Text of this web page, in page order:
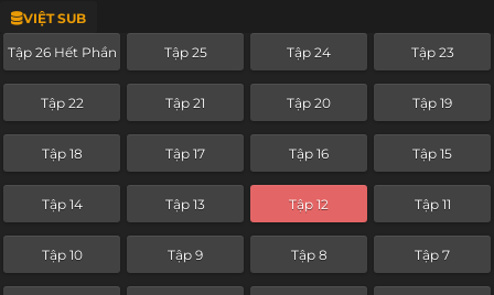
VIỆT SUB
Tập 26 Hết Phần Tập 25 Tập 24 Tập 23
Tập 22 Tập 21 Tập 20 Tập 19
Tập 18 Tập 17 Tập 16 Tập 15
Tập 14 Tập 13 Tập 12 Tập 11
Tập 10 Tập 9 Tập 8 Tập 7